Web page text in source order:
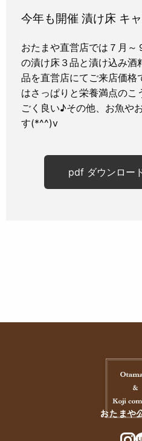
今年も開催 漬け床 キ
おたまや直営店では７月～
の漬け床３品と漬け込み酒
品を直営店にてご来店価格
はさっぱりと栄養満点のこ
ごく良い♪その他、お魚や
す(*^^)v
pdf ダウンロー
おたまや